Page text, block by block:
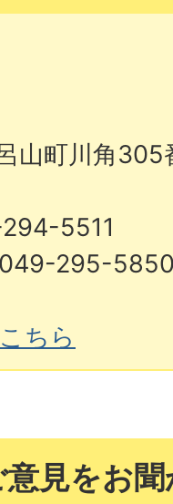
山町川角305
5511
049-295-
ちら
見をお